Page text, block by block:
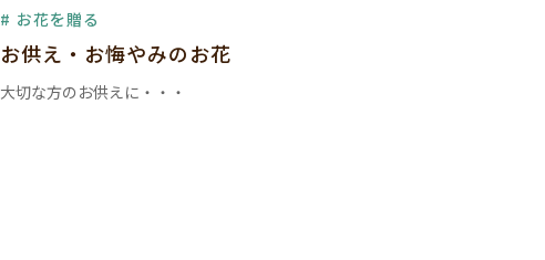
# お花を贈る
お供え・お悔やみのお花
大切な方のお供えに・・・